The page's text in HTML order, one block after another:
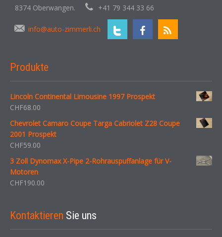
8374 Oberwangen.
+41 79 344 33 66
info@auto-zimmerli.ch
Produkte
Lincoln Continental Limousine 1997 Prospekt
CHF68.00
Chevrolet Camaro Coupe Targa Cabriolet Z28 Coupe
2001 Prospekt
CHF59.00
3 Zoll Dynomax X-Pipe 2-Rohrauspuffanlage für V-
Motoren
CHF190.00
Kontaktieren Sie uns